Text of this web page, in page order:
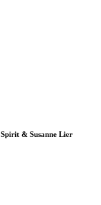
& Susanne Lier